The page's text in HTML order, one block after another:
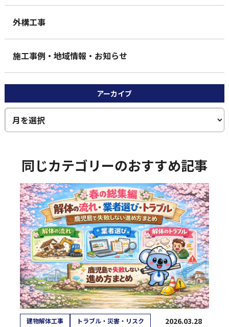
外構工事
施工事例・地域情報・お知らせ
アーカイブ
同じカテゴリーのおすすめ記事
建物解体工事
トラブル・災害・リスク
2026.03.28